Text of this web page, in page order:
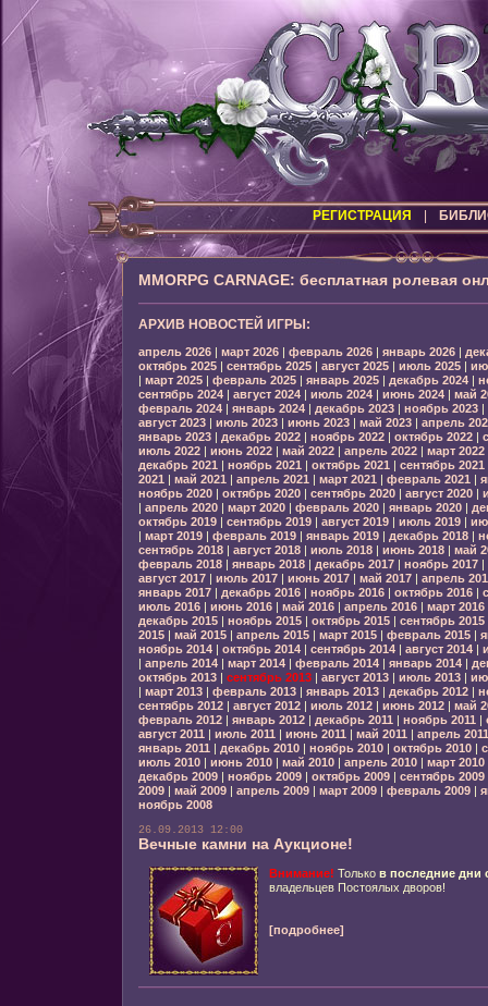
РЕГИСТРАЦИЯ
MMORPG CARNAGE: бесплатная ролевая
АРХИВ НОВОСТЕЙ ИГРЫ:
апрель 2026| март 2026| февраль 2026| январь 2026|
октябрь 2025| сентябрь 2025| август 2025| июль 2025|
| март 2025| февраль 2025| январь 2025| декабрь 2024|
сентябрь 2024| август 2024| июль 2024| июнь 2024| май
февраль 2024| январь 2024| декабрь 2023| ноябрь 2023|
август 2023| июль 2023| июнь 2023| май 2023| апрель
январь 2023| декабрь 2022| ноябрь 2022| октябрь 2022|
июль 2022| июнь 2022| май 2022| апрель 2022| март 2022
декабрь 2021 | ноябрь 2021 | октябрь 2021 | сентябрь 2021
2021 | май 2021 | апрель 2021 | март 2021 | февраль 2021 |
ноябрь 2020| октябрь 2020| сентябрь 2020| август 2020|
| апрель 2020| март 2020| февраль 2020| январь 2020|
октябрь 2019| сентябрь 2019| август 2019| июль 2019|
| март 2019| февраль 2019| январь 2019| декабрь 2018|
сентябрь 2018| август 2018| июль 2018| июнь 2018| май
февраль 2018| январь 2018| декабрь 2017| ноябрь 2017|
август 2017| июль 2017| июнь 2017| май 2017| апрель
январь 2017| декабрь 2016| ноябрь 2016| октябрь 2016|
июль 2016| июнь 2016| май 2016| апрель 2016| март 2016
декабрь 2015| ноябрь 2015| октябрь 2015| сентябрь 2015
2015| май 2015| апрель 2015| март 2015| февраль 2015|
ноябрь 2014| октябрь 2014| сентябрь 2014| август 2014|
| апрель 2014| март 2014| февраль 2014| январь 2014|
октябрь 2013| сентябрь 2013| август 2013| июль 2013|
| март 2013| февраль 2013| январь 2013| декабрь 2012|
сентябрь 2012| август 2012| июль 2012| июнь 2012| май
февраль 2012| январь 2012| декабрь 2011 | ноябрь 2011 |
август 2011 | июль 2011 | июнь 2011 | май 2011 | апрель 2011
январь 2011 | декабрь 2010| ноябрь 2010| октябрь 2010|
июль 2010| июнь 2010| май 2010| апрель 2010| март 2010
декабрь 2009| ноябрь 2009| октябрь 2009| сентябрь 2009
2009| май 2009| апрель 2009| март 2009| февраль 2009|
ноябрь 2008
26.09.2013 12:00
Вечные камни на Аукционе!
Внимание! Только в последние дни
владельцев Постоялых дворов!
[подробнее]